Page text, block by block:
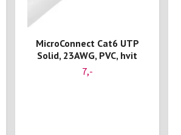
MicroConnect Cat6 UTP
Solid, 23AWG, PVC, hvit
7,-